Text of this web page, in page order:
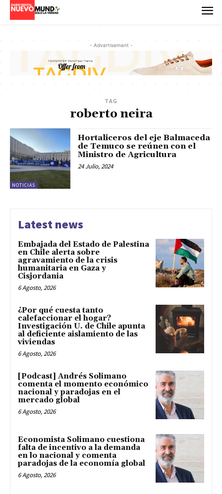
- Advertisement -
TAG
roberto neira
NOTICIAS
Hortaliceros del eje Balmaceda
de Temuco se reúnen con el
Ministro de Agricultura
24 Julio, 2024
Latest news
Embajada del Estado de Palestina
en Chile alerta sobre
agravamiento de la crisis
humanitaria en Gaza y
Cisjordania
6 Agosto, 2026
¿Por qué cuesta tanto
calefaccionar el hogar?
Investigación U. de Chile apunta
al deficiente aislamiento de las
viviendas
6 Agosto, 2026
[Podcast] Andrés Solimano
comenta el momento económico
nacional y paradojas en el
mercado global
6 Agosto, 2026
Economista Solimano cuestiona
falta de incentivo a la demanda
en lo nacional y comenta
paradojas de la economía global
6 Agosto, 2026